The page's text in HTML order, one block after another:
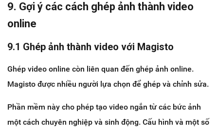
9. Gợi ý các cách ghép ảnh thành video
online
9.1 Ghép ảnh thành video với Magisto
Ghép video online còn liên quan đến ghép ảnh online.
Magisto được nhiều người lựa chọn để ghép và chỉnh sửa.
Phần mềm này cho phép tạo video ngắn từ các bức ảnh
một cách chuyên nghiệp và sinh động. Cấu hình và một số